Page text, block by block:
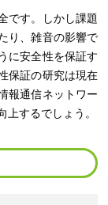
です。しかし課題
り、雑音の影響で
に安全性を保証す
保証の研究は現在
報通信ネットワー
するでしょう。